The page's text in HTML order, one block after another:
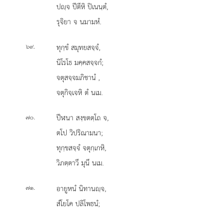
ปฺจ ปีตีหิ ปิเนนฺตํ,
รุจิยา จ นมามหํ.
๖๙.
ทุกฺขํ สมุทยสจฺจํ,
นิโรโธ มคฺคสจฺจกํ;
จตุสจฺจมภิชานํ ,
จตุกิจฺเจหิ ตํ นเม.
๗๐.
ปีฬนา สงฺขตตฺโถ จ,
ตโป วิปริณามนา;
ทุกฺขสจฺจํ จตุกฺเกหิ,
วิภตฺตาวึ มุนึ นเม.
๗๑. อายูหนํ นิทานฺจ,
สํโยโค ปลิโพธนํ;